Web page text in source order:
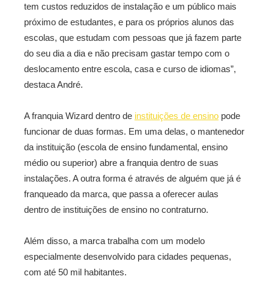
tem custos reduzidos de instalação e um público mais
próximo de estudantes, e para os próprios alunos das
escolas, que estudam com pessoas que já fazem parte
do seu dia a dia e não precisam gastar tempo com o
deslocamento entre escola, casa e curso de idiomas”,
destaca André.
A franquia Wizard dentro de instituições de ensino pode
funcionar de duas formas. Em uma delas, o mantenedor
da instituição (escola de ensino fundamental, ensino
médio ou superior) abre a franquia dentro de suas
instalações. A outra forma é através de alguém que já é
franqueado da marca, que passa a oferecer aulas
dentro de instituições de ensino no contraturno.
Além disso, a marca trabalha com um modelo
especialmente desenvolvido para cidades pequenas,
com até 50 mil habitantes.